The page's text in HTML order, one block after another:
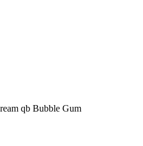
qb Bubble Gum